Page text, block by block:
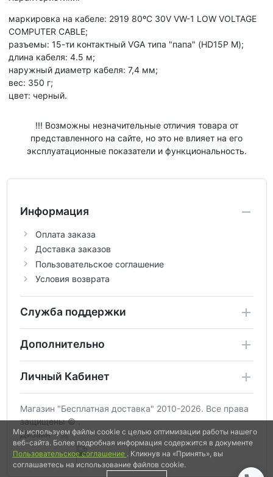
маркировка на кабеле: 2919 80ºC 30V VW-1 LOW VOLTAGE
COMPUTER CABLE;
разъемы: 15-ти контактный VGA типа "папа" (HD15P M);
длина кабеля: 4.5 м;
наружный диаметр кабеля: 7,4 мм;
вес: 350 г;
цвет: черный.
!!! Возможны незначительные отличия товара от
представленного на сайте, но это не влияет на его
эксплуатационные показатели и функциональность.
Информация
Оплата заказа
Доставка заказов
Пользовательское соглашение
Условия возврата
Служба поддержки
Дополнительно
Личный Кабинет
Магазин "Бесплатная доставка" 2010-2026. Все права
защищены © .
Дизайн -
Мы используем файлы cookie с целью оптимизации работы нашего
веб-сайта. Более подробная информация содержится в документе
Пользовательское соглашение . Кликнув на «Принять», вы
соглашаетесь на использование файлов cookie.